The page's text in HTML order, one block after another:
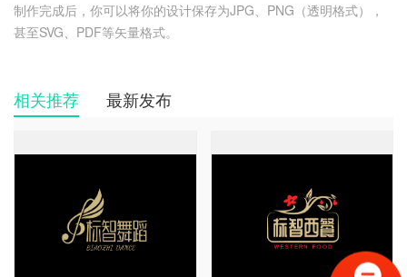
制作完成后，你可以将你的设计保存为JPG、PNG（透明格式），
甚至SVG、PDF等矢量格式。
相关推荐 最新发布